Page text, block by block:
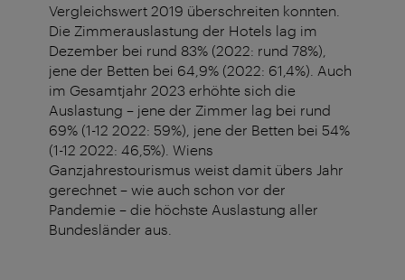
Vergleichswert 2019 überschreiten konnten.
Die Zimmerauslastung der Hotels lag im
Dezember bei rund 83% (2022: rund 78%),
jene der Betten bei 64,9% (2022: 61,4%). Auch
im Gesamtjahr 2023 erhöhte sich die
Auslastung – jene der Zimmer lag bei rund
69% (1-12 2022: 59%), jene der Betten bei 54%
(1-12 2022: 46,5%). Wiens
Ganzjahrestourismus weist damit übers Jahr
gerechnet – wie auch schon vor der
Pandemie – die höchste Auslastung aller
Bundesländer aus.